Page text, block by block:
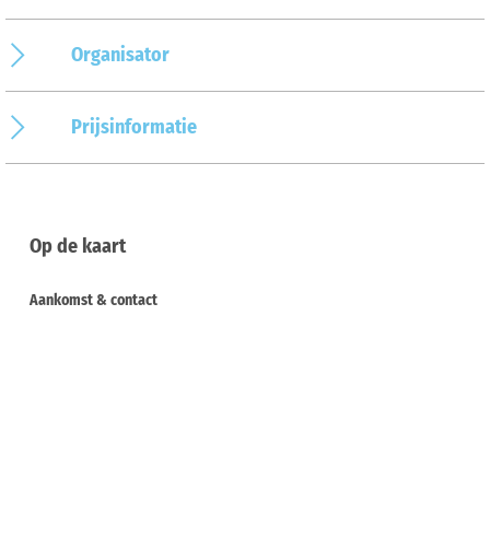
Organisator
Prijsinformatie
Op de kaart
Aankomst & contact